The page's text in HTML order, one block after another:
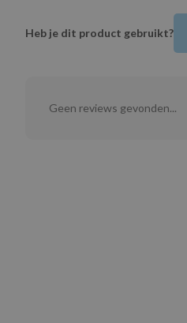
Heb je dit product gebruikt?
Geen reviews gevonden...